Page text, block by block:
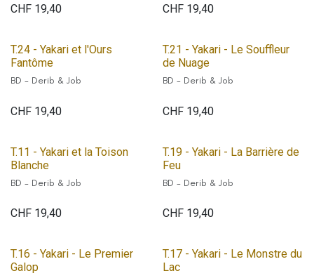
CHF 19,40 CHF 19,40
T.24 - Yakari et l'Ours
Fantôme
BD - Derib & Job
CHF 19,40
T.21 - Yakari - Le Souffleur
de Nuage
BD - Derib & Job
CHF 19,40
T.11 - Yakari et la Toison
Blanche
BD - Derib & Job
CHF 19,40
T.19 - Yakari - La Barrière de
Feu
BD - Derib & Job
CHF 19,40
T.16 - Yakari - Le Premier
Galop
T.17 - Yakari - Le Monstre du
Lac